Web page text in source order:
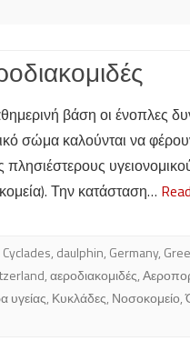
βάση οι ένοπλες
σώμα καλούνται να
πλησιέστερους
Την κατάσταση…
Cyclades, daulphin, Germany,
,αεροδιακομιδές,
υγείας, Κυκλάδες, Νοσοκομείο,